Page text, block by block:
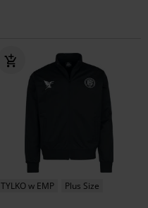
TYLKO w EMP Plus Size